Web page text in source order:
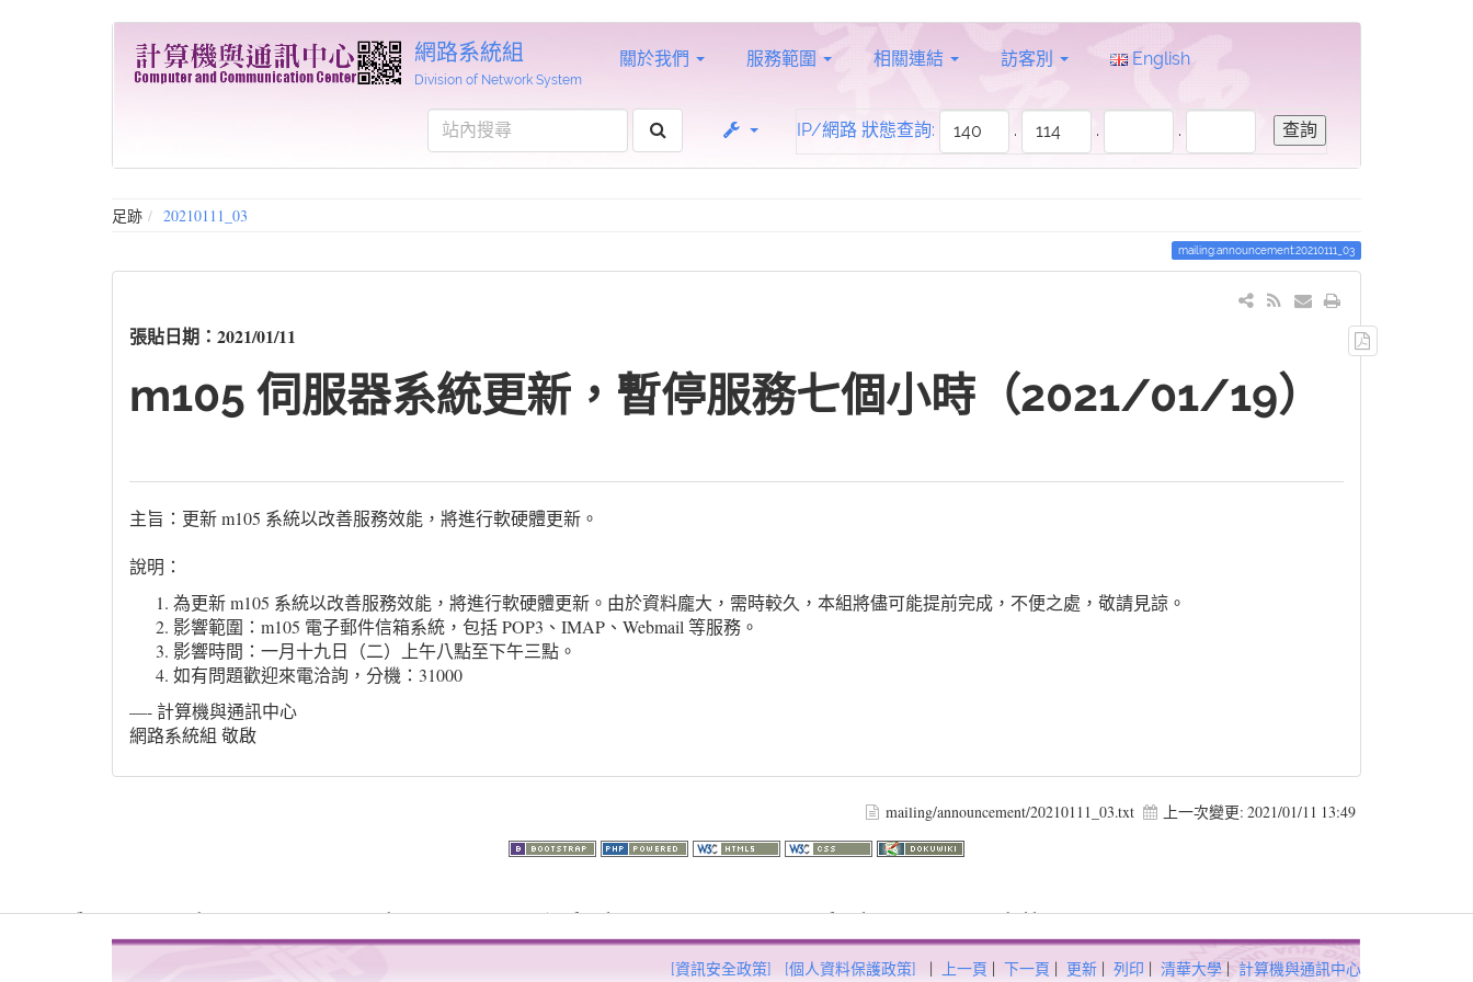
網路系統組
Division of Network System
關於我們 服務範圍 相關連結 訪客別 English
IP/網路 狀態查詢: . . .
足跡 20210111_03
mailing:announcement:20210111_03
出
張貼日期：2021/01/11
m105 伺服器系統更新，暫停服務七個小時（2021/01/19）
主旨：更新 m105 系統以改善服務效能，將進行軟硬體更新。
說明：
為更新 m105 系統以改善服務效能，將進行軟硬體更新。由於資料龐大，需時較久，本組將儘可能提前完成，不便之處，敬請見諒。
影響範圍：m105 電子郵件信箱系統，包括 POP3、IMAP、Webmail 等服務。
影響時間：一月十九日（二）上午八點至下午三點。
如有問題歡迎來電洽詢，分機：31000
—- 計算機與通訊中心
網路系統組 敬啟
mailing/announcement/20210111_03.txt 上一次變更: 2021/01/11 13:49
[資訊安全政策] [個人資料保護政策] | 上一頁 | 下一頁 | 更新 | 列印 | 清華大學 |計算機與通訊中心
Warning: file_get_contents(http://www.geoplugin.net/php.gp?ip=216.73.217.52): failed to open stream: HTTP request failed! HTTP/1.1 403 Forbidden in
/usr/local/dokuwiki2017/lib/plugins/quickstats/action.phpon line457